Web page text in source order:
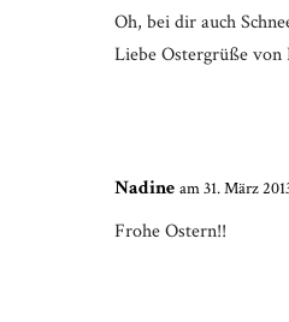
Oh, bei dir auch
Liebe Ostergrüße
Nadine am 31. März
Frohe Ostern!!